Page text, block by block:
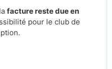
facture reste due en
pour le club de